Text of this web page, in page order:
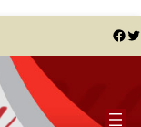
Facebook Twitter